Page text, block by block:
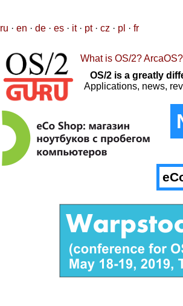
ru · en · de · es · it· pt· cz · pl · fr
What is OS/2?
OS/2 is a greatly
Applications, news,